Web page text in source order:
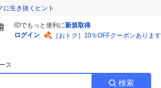
生き抜くヒント
IDでもっと便利に新規取得
ログイン
［おトク］10％OFFクーポンあります
ス
検索